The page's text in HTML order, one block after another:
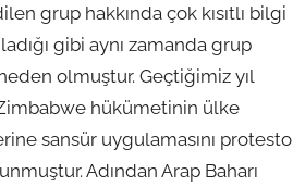
grup hakkında çok kısıtlı bilgi
gibi aynı zamanda grup
olmuştur. Geçtiğimiz yıl
Zimbabwe hükümetinin ülke
sansür uygulamasını protesto
Adından Arap Baharı